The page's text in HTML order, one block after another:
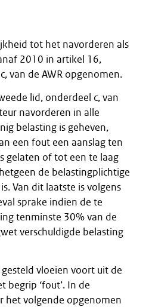
tot het navorderen als
2010 in artikel 16,
van de AWR opgenomen.
lid, onderdeel c, van
navorderen in alle
belasting is geheven,
een fout een aanslag ten
gelaten of tot een te laag
de belastingplichtige
Van dit laatste is volgens
sprake indien de te
tenminste 30% van de
verschuldigde belasting
vloeien voort uit de
begrip ‘fout’. In de
het volgende opgenomen